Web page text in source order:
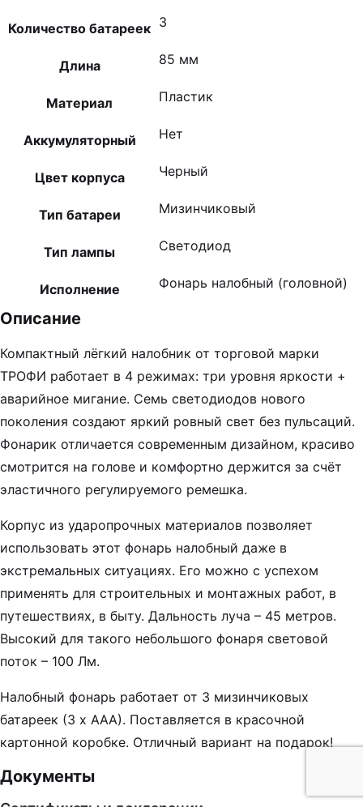
Количество батареек 3
Длина 85 мм
Материал Пластик
Аккумуляторный Нет
Цвет корпуса Черный
Тип батареи Мизинчиковый
Тип лампы Светодиод
Исполнение Фонарь налобный (головной)
Описание
Компактный лёгкий налобник от торговой марки
ТРОФИ работает в 4 режимах: три уровня яркости +
аварийное мигание. Семь светодиодов нового
поколения создают яркий ровный свет без пульсаций.
Фонарик отличается современным дизайном, красиво
смотрится на голове и комфортно держится за счёт
эластичного регулируемого ремешка.
Корпус из ударопрочных материалов позволяет
использовать этот фонарь налобный даже в
экстремальных ситуациях. Его можно с успехом
применять для строительных и монтажных работ, в
путешествиях, в быту. Дальность луча – 45 метров.
Высокий для такого небольшого фонаря световой
поток – 100 Лм.
Налобный фонарь работает от 3 мизинчиковых
батареек (3 х ААА). Поставляется в красочной
картонной коробке. Отличный вариант на подарок!
Документы